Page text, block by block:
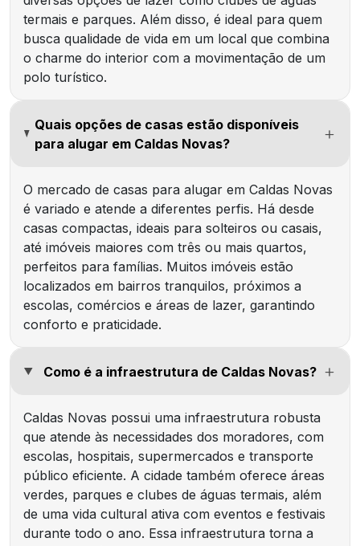
termais e parques. Além disso, é ideal para quem
busca qualidade de vida em um local que combina
o charme do interior com a movimentação de um
polo turístico.
Quais opções de casas estão disponíveis
para alugar em Caldas Novas?
O mercado de casas para alugar em Caldas Novas
é variado e atende a diferentes perfis. Há desde
casas compactas, ideais para solteiros ou casais,
até imóveis maiores com três ou mais quartos,
perfeitos para famílias. Muitos imóveis estão
localizados em bairros tranquilos, próximos a
escolas, comércios e áreas de lazer, garantindo
conforto e praticidade.
Como é a infraestrutura de Caldas Novas?
Caldas Novas possui uma infraestrutura robusta
que atende às necessidades dos moradores, com
escolas, hospitais, supermercados e transporte
público eficiente. A cidade também oferece áreas
verdes, parques e clubes de águas termais, além
de uma vida cultural ativa com eventos e festivais
durante todo o ano. Essa infraestrutura torna a